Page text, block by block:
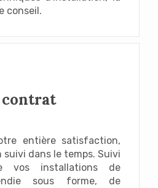
conseil.
contrat
entière satisfaction,
suivi dans le temps. Suivi
vos installations de
sous forme, de